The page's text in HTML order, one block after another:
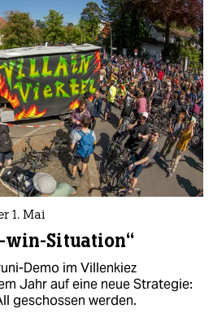
1. Mai
win-Situation“
Demo im Villenkiez
Jahr auf eine neue Strategie:
geschossen werden.